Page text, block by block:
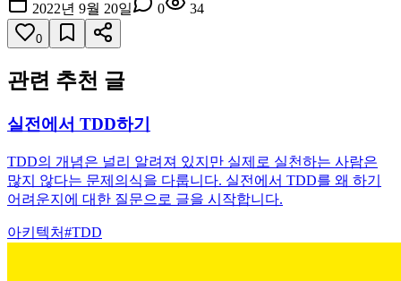
2022년 9월 20일
0 34
0
관련 추천 글
실전에서 TDD하기
TDD의 개념은 널리 알려져 있지만 실제로 실천하는 사람은
많지 않다는 문제의식을 다룹니다. 실전에서 TDD를 왜 하기
어려운지에 대한 질문으로 글을 시작합니다.
아키텍처#TDD